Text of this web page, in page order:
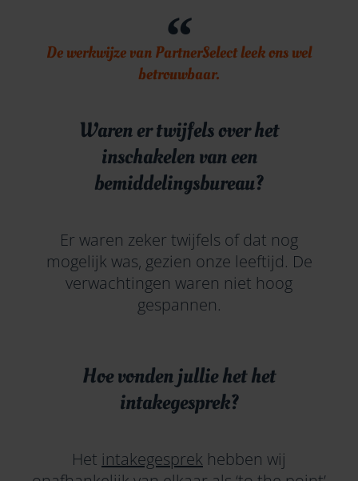
De werkwijze van PartnerSelect leek ons wel
betrouwbaar.
Waren er twijfels over het
inschakelen van een
bemiddelingsbureau?
Er waren zeker twijfels of dat nog
mogelijk was, gezien onze leeftijd. De
verwachtingen waren niet hoog
gespannen.
Hoe vonden jullie het het
intakegesprek?
Het intakegesprek hebben wij